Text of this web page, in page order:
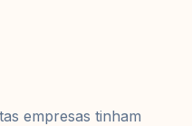
empresas tinham